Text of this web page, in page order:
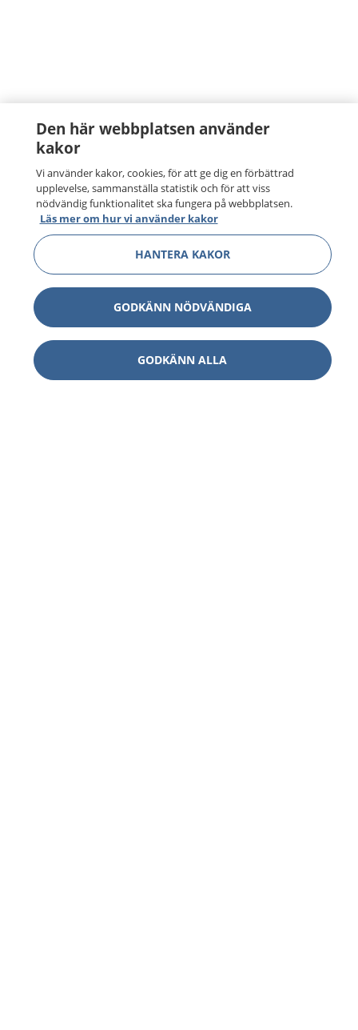
Den här webbplatsen använder
kakor
Vi använder kakor, cookies, för att ge dig en förbättrad
upplevelse, sammanställa statistik och för att viss
nödvändig funktionalitet ska fungera på webbplatsen.
Läs mer om hur vi använder kakor
HANTERA KAKOR
GODKÄNN NÖDVÄNDIGA
GODKÄNN ALLA